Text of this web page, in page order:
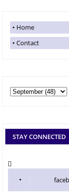
Home
Contact
STAY CONNECTED